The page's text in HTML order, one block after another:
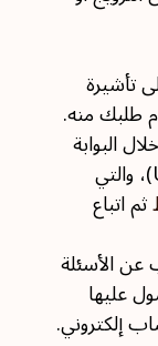
تأشيرة
طلبك منه.
البوابة
الإلكترونية لدائرة الهجرة النرويجية (UDI)، والتي
ثم اتباع
الأسئلة
عليها
إلكتروني.